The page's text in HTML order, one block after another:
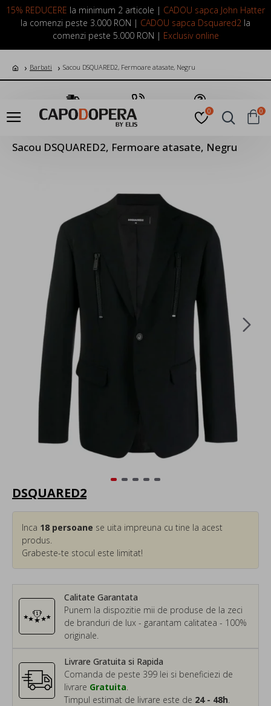
15% REDUCERE la minimum 2 articole | CADOU sapca John Hatter
la comenzi peste 3.000 RON | CADOU sapca Dsquared2 la
comenzi peste 5.000 RON | Exclusiv online
LOGIN INREGISTRARE
0 0
Barbati Sacou DSQUARED2, Fermoare atasate, Negru
Transport Gratuit Suna Acum Pune o Intrebare
Sacou DSQUARED2, Fermoare atasate, Negru
DSQUARED2
Calitate Garantata
Punem la dispozitie mii de produse de la zeci
de branduri de lux - garantam calitatea - 100%
originale.
Inca 18 persoane se uita impreuna cu tine la acest
produs.
Grabeste-te stocul este limitat!
Livrare Gratuita si Rapida
Comanda de peste 399 lei si beneficiezi de
livrare Gratuita
Timpul estimat de livrare este de 24 - 48h